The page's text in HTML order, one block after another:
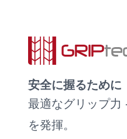
安全に握るために
最適なグリップ力
を発揮。